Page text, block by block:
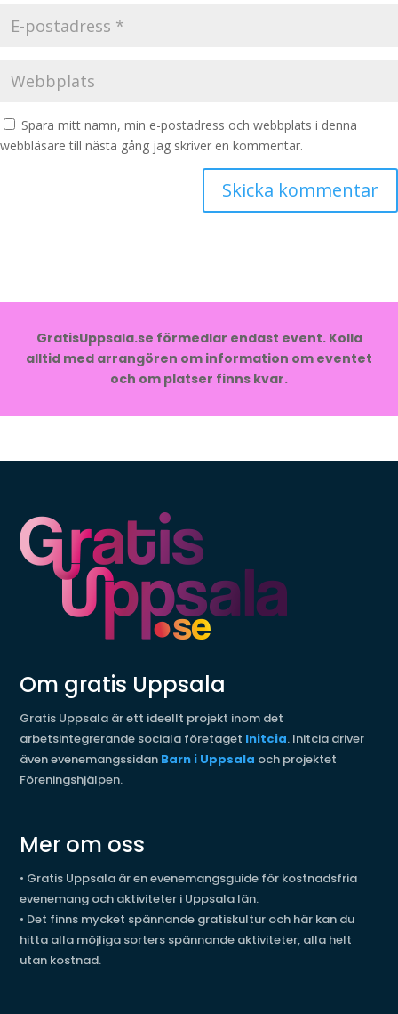
Spara mitt namn, min e-postadress och webbplats i denna
webbläsare till nästa gång jag skriver en kommentar.
GratisUppsala.se förmedlar endast event. Kolla
alltid med arrangören om information om eventet
och om platser finns kvar.
Om gratis Uppsala
Gratis Uppsala är ett ideellt projekt inom det
arbetsintegrerande sociala företaget Initcia. Initcia driver
även evenemangssidan Barn i Uppsala och projektet
Föreningshjälpen.
Mer om oss
• Gratis Uppsala är en evenemangsguide för kostnadsfria
evenemang och aktiviteter i Uppsala län.
• Det finns mycket spännande gratiskultur och här kan du
hitta alla möjliga sorters spännande aktiviteter, alla helt
utan kostnad.